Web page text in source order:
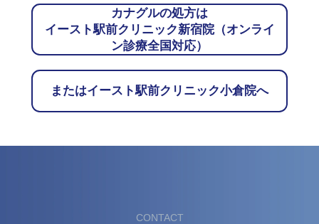
カナグルの処方は
イースト駅前クリニック新宿院（オンライ
ン診療全国対応）
またはイースト駅前クリニック小倉院へ
CONTACT